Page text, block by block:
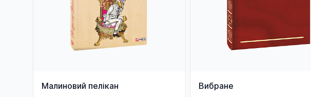
Малиновий пелікан Вибране